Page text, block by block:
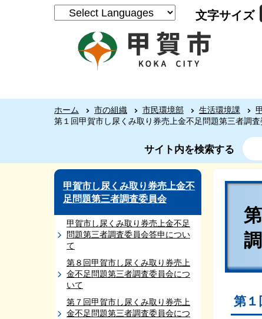
文字サイズ
ホーム 市の組織 市民環境部 生活環境課
第１回甲賀市し尿くみ取り券売上金不足問題第三者調
サイト内を検索する
甲賀市し尿くみ取り券売上金不
足問題第三者調査委員会
甲賀市し尿くみ取り券売上金不足
問題第三者調査委員会答申につい
て
第８回甲賀市し尿くみ取り券売上
金不足問題第三者調査委員会につ
いて
第７回甲賀市し尿くみ取り券売上
金不足問題第三者調査委員会につ
第１